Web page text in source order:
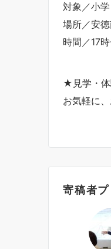
対象／小
場所／安
時間／17
★見学・
お気軽に、
寄稿者